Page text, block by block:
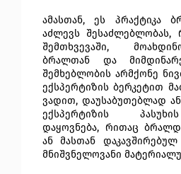
ამასთან, ეს პრაქტიკა
აძლევს
შემთხვევაში,
ბრალთან და
შემხებლობის არმქონე
ექსპერტიზის ბერკეტით
ვადით, დაუსაბუთებლად
ექსპერტიზის
დაყოვნება, რითაც
ან მასთან
მნიშვნელოვანი